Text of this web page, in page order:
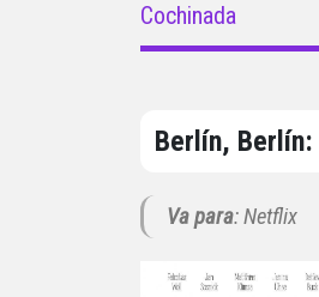
Cochinada
Berlín,
Va para: Netflix